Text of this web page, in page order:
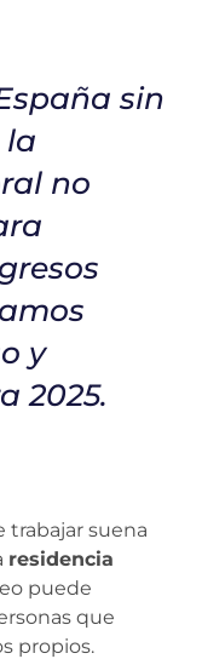
sin
la
no
y
2025.
trabajar suena
residencia
puede
que
propios.